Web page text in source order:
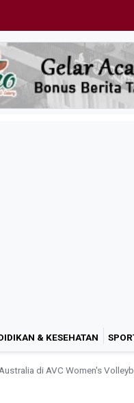
& KESEHATAN
di AVC Women's